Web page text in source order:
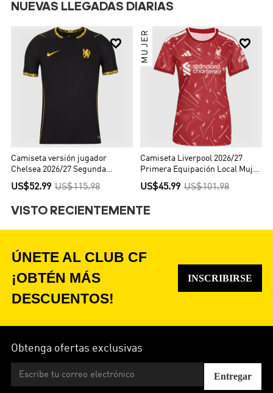
NUEVAS LLEGADAS DIARIAS

Camiseta versión jugador
Chelsea 2026/27 Segunda
Equipación - Versión Jugador
US$52.99 US$115.98

MUJER
Camiseta Liverpool 2026/27
Primera Equipación Local Mujer
- Versión Hincha
US$45.99 US$101.98
VISTO RECIENTEMENTE
ÚNETE AL CLUB CF
¡OBTÉN MÁS
DESCUENTOS!
INSCRIBIRSE
Obtenga ofertas exclusivas
Entregar